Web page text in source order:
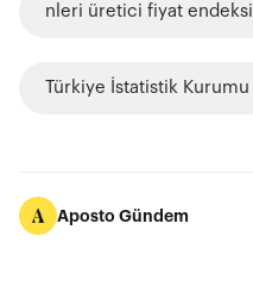
nleri üretici fiyat endeksi
Türkiye İstatistik Kurumu
Aposto Gündem